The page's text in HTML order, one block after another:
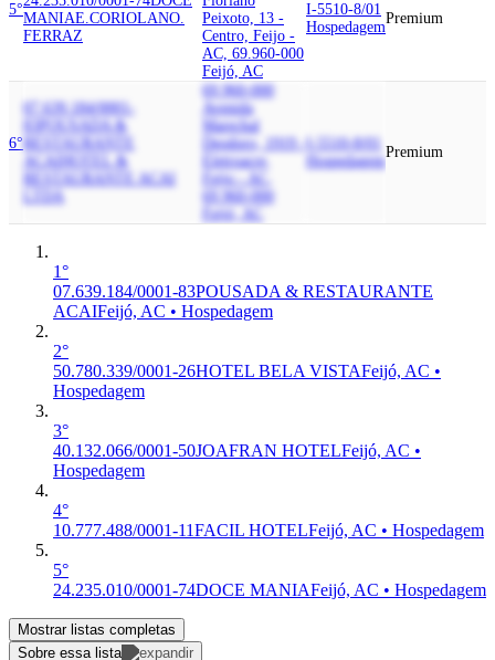
5°
MANIAE.CORIOLANO.
FERRAZ
Peixoto, 13 -
Centro, Feijo -
AC, 69.960-000
Feijó, AC
I-5510-8/01
Hospedagem
Premium
6°
07.639.184/0001-
POUSADA &
RESTAURANTE
ACAI HOTEL &
RESTAURANTE ACAI
LTDA
69.960-000
Avenida
Marechal
Deodoro, 1919 -
Eletroacre,
Feijo - AC,
69.960-000
Feijó, AC
I-5510-8/01
Hospedagem
Premium
1°
07.639.184/0001-83POUSADA & RESTAURANTE
ACAIFeijó, AC • Hospedagem
2°
50.780.339/0001-26HOTEL BELA VISTAFeijó, AC •
Hospedagem
3°
40.132.066/0001-50JOAFRAN HOTELFeijó, AC •
Hospedagem
4°
10.777.488/0001-11FACIL HOTELFeijó, AC • Hospedagem
5°
24.235.010/0001-74DOCE MANIAFeijó, AC • Hospedagem
Mostrar listas completas
Sobre essa lista